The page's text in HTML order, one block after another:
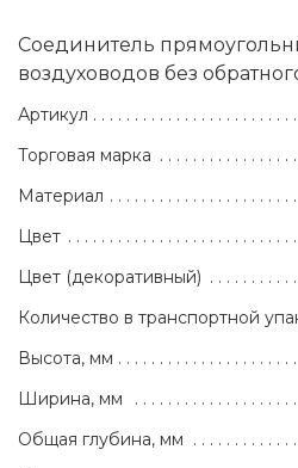
Соединитель
воздуховодов без
Артикул
Торговая марка
Материал
Цвет
Цвет (декоративный)
Количество в транспортной
Высота, мм
Ширина, мм
Общая глубина, мм